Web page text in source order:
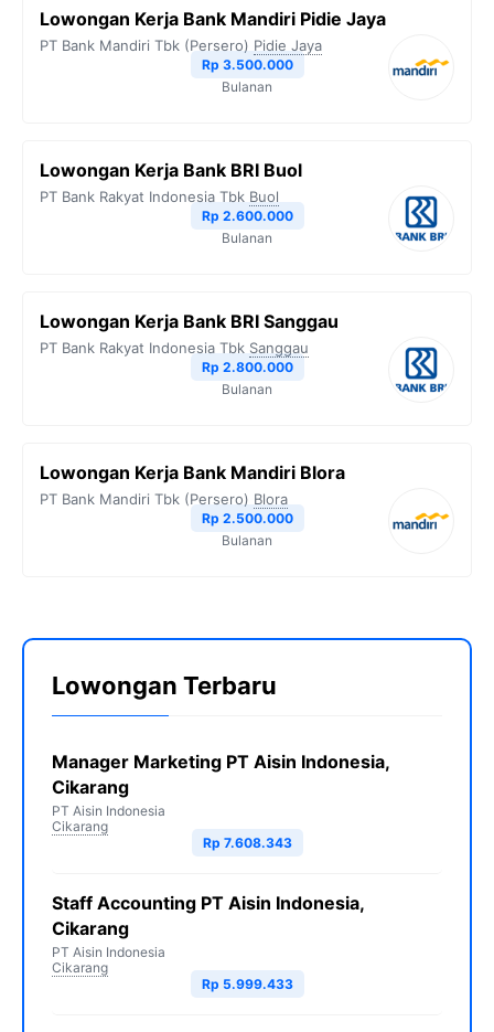
Lowongan Kerja Bank Mandiri Pidie Jaya
PT Bank Mandiri Tbk (Persero) Pidie Jaya
Rp 3.500.000
Bulanan
Lowongan Kerja Bank BRI Buol
PT Bank Rakyat Indonesia Tbk Buol
Rp 2.600.000
Bulanan
Lowongan Kerja Bank BRI Sanggau
PT Bank Rakyat Indonesia Tbk Sanggau
Rp 2.800.000
Bulanan
Lowongan Kerja Bank Mandiri Blora
PT Bank Mandiri Tbk (Persero) Blora
Rp 2.500.000
Bulanan
Lowongan Terbaru
Manager Marketing PT Aisin Indonesia,
Cikarang
PT Aisin Indonesia
Cikarang
Rp 7.608.343
Staff Accounting PT Aisin Indonesia,
Cikarang
PT Aisin Indonesia
Cikarang
Rp 5.999.433